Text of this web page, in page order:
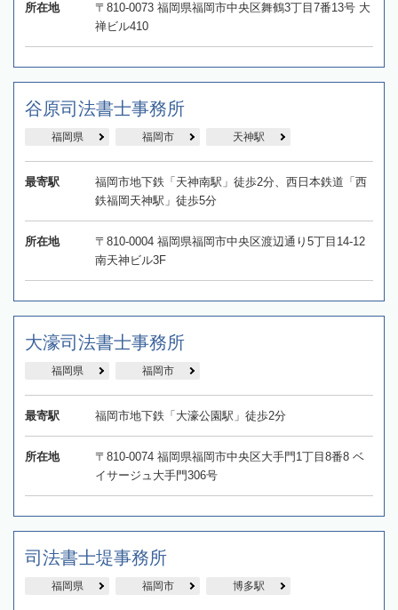
所在地
〒810-0073 福岡県福岡市中央区舞鶴3丁目7番13号 大
禅ビル410
谷原司法書士事務所
福岡県 福岡市 天神駅
最寄駅
福岡市地下鉄「天神南駅」徒歩2分、西日本鉄道「西
鉄福岡天神駅」徒歩5分
所在地
〒810-0004 福岡県福岡市中央区渡辺通り5丁目14-12
南天神ビル3F
大濠司法書士事務所
福岡県 福岡市
最寄駅 福岡市地下鉄「大濠公園駅」徒歩2分
所在地
〒810-0074 福岡県福岡市中央区大手門1丁目8番8 ベ
イサージュ大手門306号
司法書士堤事務所
福岡県 福岡市 博多駅